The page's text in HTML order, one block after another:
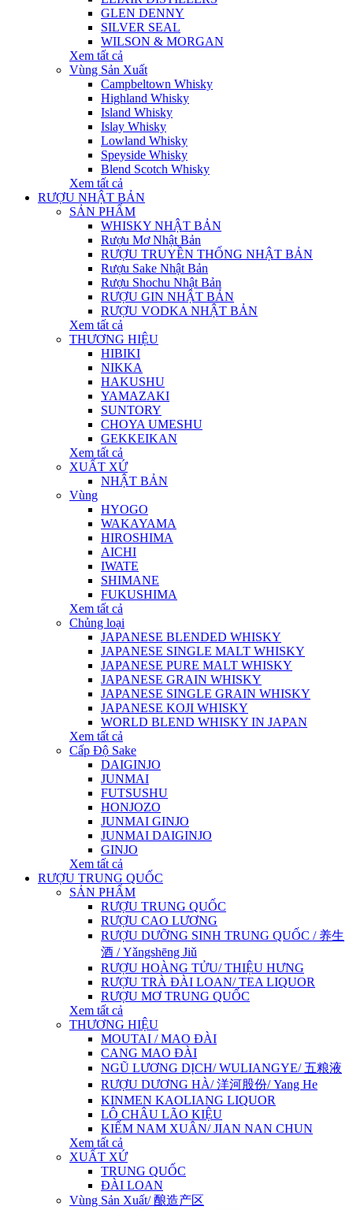
GLEN DENNY
SILVER SEAL
WILSON & MORGAN
Xem tất cả
Vùng Sản Xuất
Campbeltown Whisky
Highland Whisky
Island Whisky
Islay Whisky
Lowland Whisky
Speyside Whisky
Blend Scotch Whisky
Xem tất cả
RƯỢU NHẬT BẢN
SẢN PHẨM
WHISKY NHẬT BẢN
Rượu Mơ Nhật Bản
RƯỢU TRUYỀN THỐNG NHẬT BẢN
Rượu Sake Nhật Bản
Rượu Shochu Nhật Bản
RƯỢU GIN NHẬT BẢN
RƯỢU VODKA NHẬT BẢN
Xem tất cả
THƯƠNG HIỆU
HIBIKI
NIKKA
HAKUSHU
YAMAZAKI
SUNTORY
CHOYA UMESHU
GEKKEIKAN
Xem tất cả
XUẤT XỨ
NHẬT BẢN
Vùng
HYOGO
WAKAYAMA
HIROSHIMA
AICHI
IWATE
SHIMANE
FUKUSHIMA
Xem tất cả
Chủng loại
JAPANESE BLENDED WHISKY
JAPANESE SINGLE MALT WHISKY
JAPANESE PURE MALT WHISKY
JAPANESE GRAIN WHISKY
JAPANESE SINGLE GRAIN WHISKY
JAPANESE KOJI WHISKY
WORLD BLEND WHISKY IN JAPAN
Xem tất cả
Cấp Độ Sake
DAIGINJO
JUNMAI
FUTSUSHU
HONJOZO
JUNMAI GINJO
JUNMAI DAIGINJO
GINJO
Xem tất cả
RƯỢU TRUNG QUỐC
SẢN PHẨM
RƯỢU TRUNG QUỐC
RƯỢU CAO LƯƠNG
RƯỢU DƯỠNG SINH TRUNG QUỐC / 养生
酒 / Yǎngshēng Jiǔ
RƯỢU HOÀNG TỬU/ THIỆU HƯNG
RƯỢU TRÀ ĐÀI LOAN/ TEA LIQUOR
RƯỢU MƠ TRUNG QUỐC
Xem tất cả
THƯƠNG HIỆU
MOUTAI / MAO ĐÀI
CANG MAO ĐÀI
NGŨ LƯƠNG DỊCH/ WULIANGYE/ 五粮液
RƯỢU DƯƠNG HÀ/ 洋河股份/ Yang He
KINMEN KAOLIANG LIQUOR
LÔ CHÂU LÃO KIỆU
KIẾM NAM XUÂN/ JIAN NAN CHUN
Xem tất cả
XUẤT XỨ
TRUNG QUỐC
ĐÀI LOAN
Vùng Sản Xuất/ 酿造产区